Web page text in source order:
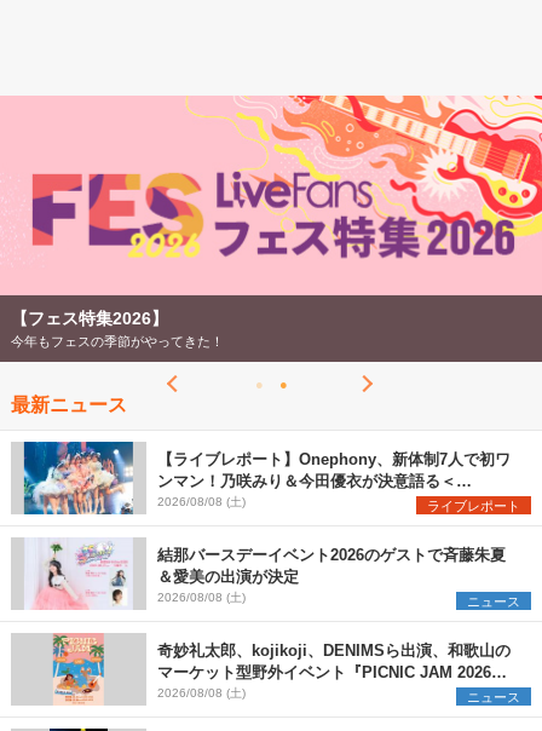
【フェス特集2026】
今年もフェスの季節がやってきた！
最新ニュース
【ライブレポート】Onephony、新体制7人で初ワ
ンマン！乃咲みり＆今田優衣が決意語る＜
Onephony新体制1st Oneman Live はじまりの夏
＞
2026/08/08 (土) ライブレポート
結那バースデーイベント2026のゲストで斉藤朱夏
＆愛美の出演が決定
2026/08/08 (土) ニュース
奇妙礼太郎、kojikoji、DENIMSら出演、和歌山の
マーケット型野外イベント『PICNIC JAM 2026』
早割チケット発売開始
2026/08/08 (土) ニュース